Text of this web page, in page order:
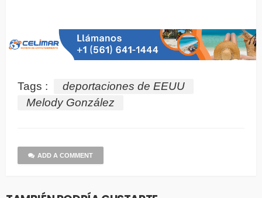
Tags :
deportaciones de EEUU
Melody González
ADD A COMMENT